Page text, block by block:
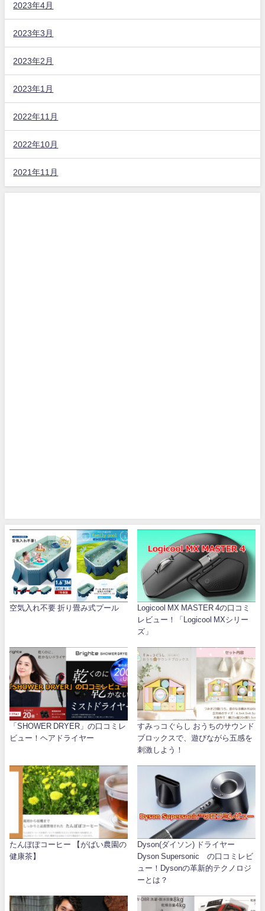
2023年4月
2023年3月
2023年2月
2023年1月
2022年11月
2022年10月
2021年11月
空気入れ不要 折り畳み式プール
Logicool MX MASTER 4の口コミ
レビュー！「Logicool MXシリー
ズ」
「SHOWER DRYER」の口コミレ
ビュー！ヘアドライヤー
すみっコぐらし おうちのサウンド
ブロックスで、遊びながら五感を
刺激しよう！
たんぽぽコーヒー 【がばい農園の
健康茶】
Dyson(ダイソン) ドライヤー
Dyson Supersonic™の口コミレビ
ュー！Dysonの革新的テクノロジ
ーとは？